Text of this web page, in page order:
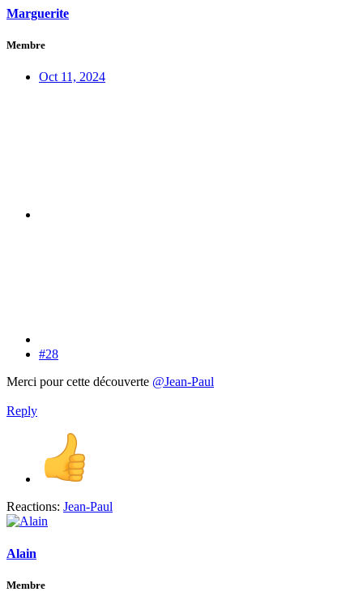
Marguerite
Membre
Oct 11, 2024
#28
Merci pour cette découverte @Jean-Paul
Reply
Reactions: Jean-Paul
Alain
Membre